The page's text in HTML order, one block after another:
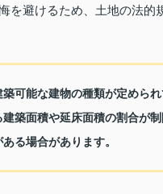
を避けるため、土地の法
可能な建物の種類が定められ
築面積や延床面積の割合が制
る場合があります。